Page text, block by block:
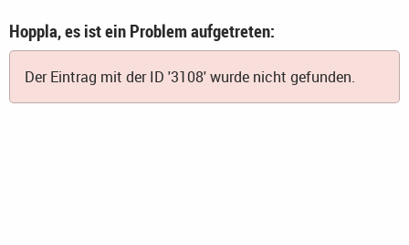
Hoppla, es ist ein Problem aufgetreten:
Der Eintrag mit der ID '3108' wurde nicht gefunden.